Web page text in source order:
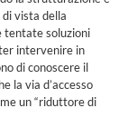
vista della
tentate soluzioni
intervenire in
di conoscere il
la via d’accesso
un “riduttore di